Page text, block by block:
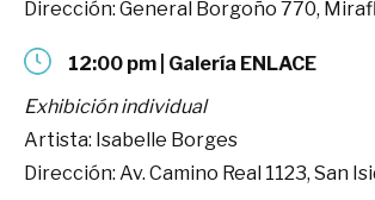
Dirección: General Borgoño 770,
12:00 pm | Galería ENLACE
Exhibición individual
Artista: Isabelle Borges
Dirección: Av. Camino Real 1123, San